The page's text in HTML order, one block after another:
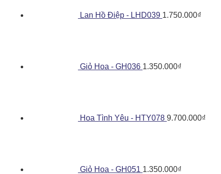
Lan Hồ Điệp - LHD039 1.750.000₫
Giỏ Hoa - GH036 1.350.000₫
Hoa Tình Yêu - HTY078 9.700.000₫
Giỏ Hoa - GH051 1.350.000₫